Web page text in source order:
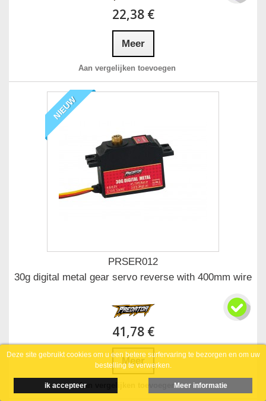
Deze site gebruikt cookies om u een betere surfervaring te bezorgen en om uw
bestelling te verwerken.
ik accepteer Meer informatie
22,38 €
Meer
Aan vergelijken toevoegen
NIEUW
PRSER012
30g digital metal gear servo reverse with 400mm wire
41,78 €
Meer
Aan vergelijken toevoegen